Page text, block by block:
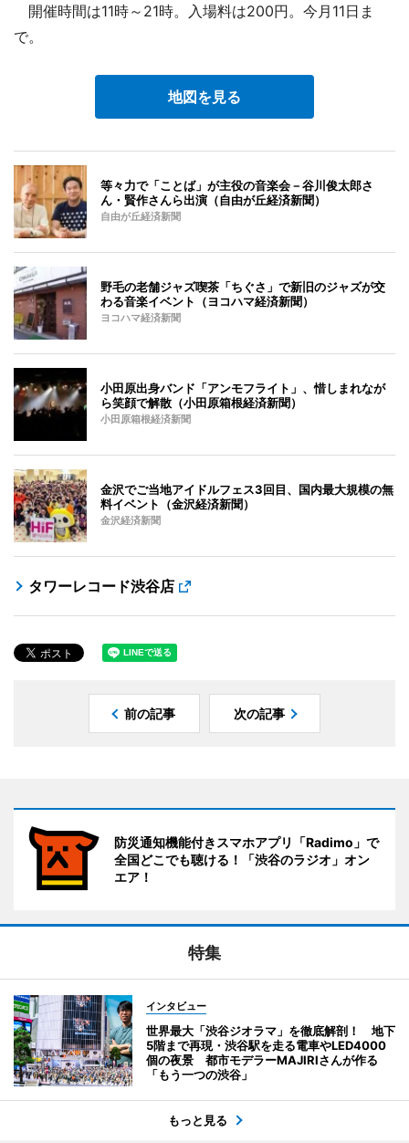
開催時間は11時～21時。入場料は200円。今月11日ま
で。
地図を見る
等々力で「ことば」が主役の音楽会－谷川俊太郎さ
ん・賢作さんら出演（自由が丘経済新聞）
自由が丘経済新聞
野毛の老舗ジャズ喫茶「ちぐさ」で新旧のジャズが交
わる音楽イベント（ヨコハマ経済新聞）
ヨコハマ経済新聞
小田原出身バンド「アンモフライト」、惜しまれなが
ら笑顔で解散（小田原箱根経済新聞）
小田原箱根経済新聞
金沢でご当地アイドルフェス3回目、国内最大規模の無
料イベント（金沢経済新聞）
金沢経済新聞
タワーレコード渋谷店
前の記事 次の記事
防災通知機能付きスマホアプリ「Radimo」で
全国どこでも聴ける！「渋谷のラジオ」オン
エア！
特集
インタビュー
世界最大「渋谷ジオラマ」を徹底解剖！ 地下
5階まで再現・渋谷駅を走る電車やLED4000
個の夜景 都市モデラーMAJIRIさんが作る
「もう一つの渋谷」
もっと見る